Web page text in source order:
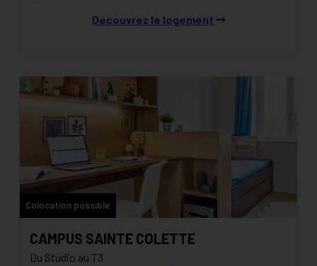
Découvrez le logement
Colocation possible
CAMPUS SAINTE COLETTE
Du Studio au T3